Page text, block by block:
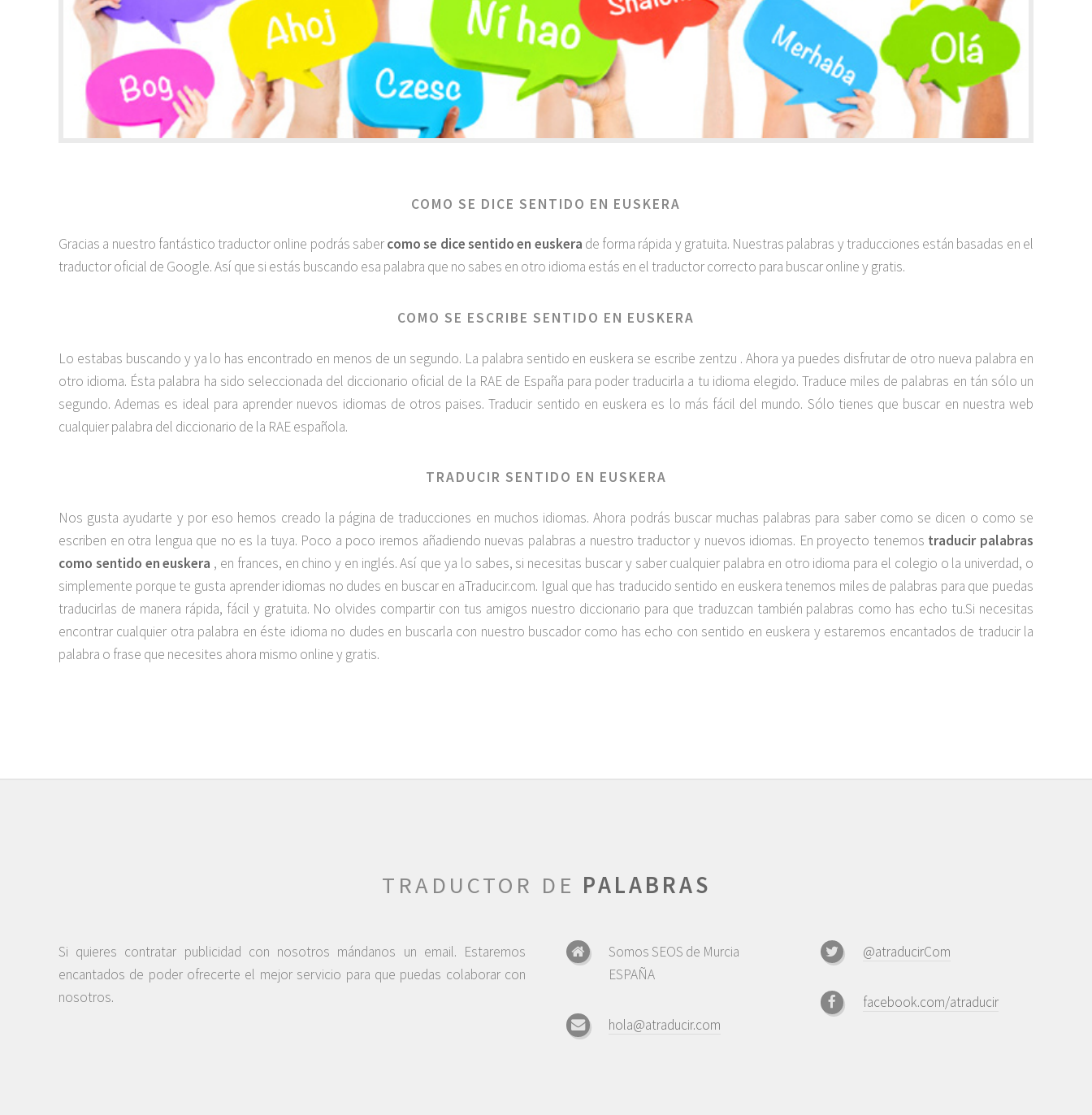
COMO SE DICE SENTIDO EN EUSKERA
Gracias a nuestro fantástico traductor online podrás sabercomo se dice sentido en euskera de forma rápida y gratuita. Nuestras palabras y traducciones están basadas en el
traductor oficial de Google. Así que si estás buscando esa palabra que no sabes en otro idioma estás en el traductor correcto para buscar online y gratis.
COMO SE ESCRIBE SENTIDO EN EUSKERA
Lo estabas buscando y ya lo has encontrado en menos de un segundo. La palabra sentido en euskera se escribe zentzu . Ahora ya puedes disfrutar de otro nueva palabra en
otro idioma. Ésta palabra ha sido seleccionada del diccionario oficial de la RAE de España para poder traducirla a tu idioma elegido. Traduce miles de palabras en tán sólo un
segundo. Ademas es ideal para aprender nuevos idiomas de otros paises. Traducir sentido en euskera es lo más fácil del mundo. Sólo tienes que buscar en nuestra web
cualquier palabra del diccionario de la RAE española.
TRADUCIR SENTIDO EN EUSKERA
Nos gusta ayudarte y por eso hemos creado la página de traducciones en muchos idiomas. Ahora podrás buscar muchas palabras para saber como se dicen o como se
escriben en otra lengua que no es la tuya. Poco a poco iremos añadiendo nuevas palabras a nuestro traductor y nuevos idiomas. En proyecto tenemos traducir palabras
como sentido en euskera , en frances, en chino y en inglés. Así que ya lo sabes, si necesitas buscar y saber cualquier palabra en otro idioma para el colegio o la univerdad, o
simplemente porque te gusta aprender idiomas no dudes en buscar en aTraducir.com. Igual que has traducido sentido en euskera tenemos miles de palabras para que puedas
traducirlas de manera rápida, fácil y gratuita. No olvides compartir con tus amigos nuestro diccionario para que traduzcan también palabras como has echo tu.Si necesitas
encontrar cualquier otra palabra en éste idioma no dudes en buscarla con nuestro buscador como has echo con sentido en euskera y estaremos encantados de traducir la
palabra o frase que necesites ahora mismo online y gratis.
TRADUCTOR DE PALABRAS
Si quieres contratar publicidad con nosotros mándanos un email. Estaremos
encantados de poder ofrecerte el mejor servicio para que puedas colaborar con
nosotros.
Somos SEOS de Murcia
ESPAÑA
hola@atraducir.com
@atraducirCom
facebook.com/atraducir